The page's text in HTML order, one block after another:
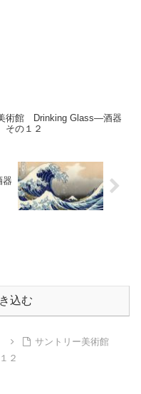
術館 Drinking Glass―酒器
の１２
込む
サントリー美術館
２